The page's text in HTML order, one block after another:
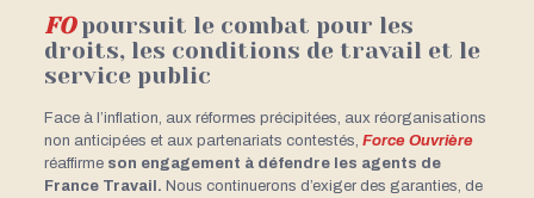
FOpoursuit le combat pour les
droits, les conditions de travail et le
service public
Face à l’inflation, aux réformes précipitées, aux réorganisations
non anticipées et aux partenariats contestés, Force Ouvrière
réaffirme son engagement à défendre les agents de
France Travail. Nous continuerons d’exiger des garanties, de